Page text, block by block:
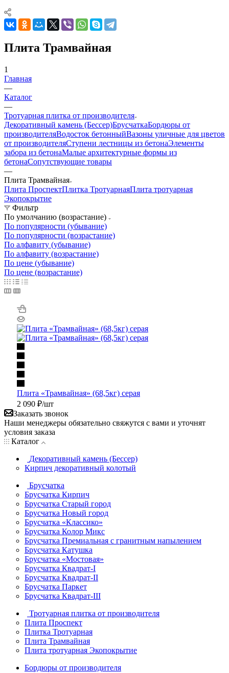
Плита Трамвайная
1
Главная
—
Каталог
—
Тротуарная плитка от производителя
Декоративный камень (Бессер)БрусчаткаБордюры от
производителяВодосток бетонныйВазоны уличные для цветов
от производителяСтупени лестницы из бетонаЭлементы
забора из бетонаМалые архитектурные формы из
бетонаСопутствующие товары
—
Плита Трамвайная
Плита ПроспектПлитка ТротуарнаяПлита тротуарная
Экопокрытие
Фильтр
По умолчанию (возрастание)
По популярности (убывание)
По популярности (возрастание)
По алфавиту (убывание)
По алфавиту (возрастание)
По цене (убывание)
По цене (возрастание)
Плита «Трамвайная» (68,5кг) серая
2 090 ₽/шт
Заказать звонок
Наши менеджеры обязательно свяжутся с вами и уточнят
условия заказа
Каталог
Декоративный камень (Бессер)
Кирпич декоративный колотый
Брусчатка
Брусчатка Кирпич
Брусчатка Старый город
Брусчатка Новый город
Брусчатка «Классико»
Брусчатка Колор Микс
Брусчатка Премиальная с гранитным напылением
Брусчатка Катушка
Брусчатка «Мостовая»
Брусчатка Квадрат-I
Брусчатка Квадрат-II
Брусчатка Паркет
Брусчатка Квадрат-III
Тротуарная плитка от производителя
Плита Проспект
Плитка Тротуарная
Плита Трамвайная
Плита тротуарная Экопокрытие
Бордюры от производителя